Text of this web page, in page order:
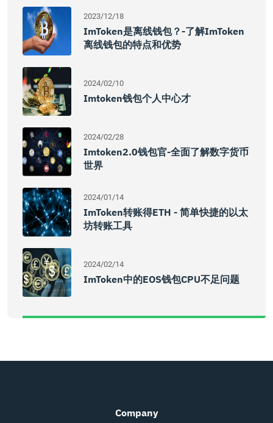
2023/12/18
ImToken是离线钱包？-了解imToken
离线钱包的特点和优势
2024/02/10
Imtoken钱包个人中心才
2024/02/28
Imtoken2.0钱包官-全面了解数字货币
世界
2024/01/14
ImToken转账得ETH - 简单快捷的以太
坊转账工具
2024/02/14
ImToken中的EOS钱包CPU不足问题
Company